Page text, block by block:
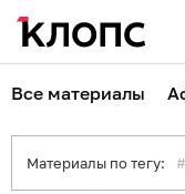
Все материалы
Материалы по тегу: